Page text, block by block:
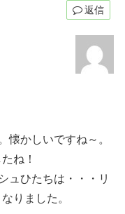
返信
懐かしいですね～。
ね！
ュひたちは・・・リ
りました。